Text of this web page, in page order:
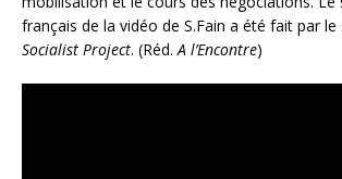
français de la vidéo de S.Fain a été fait par le
Socialist Project. (Réd.A l’Encontre)